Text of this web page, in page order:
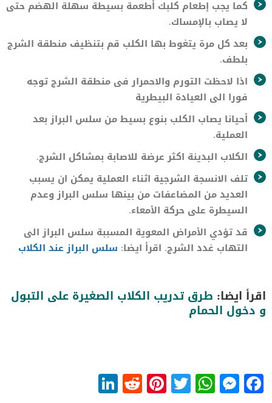
كما يجب إطعام كلبك أطعمة بسيطة سهلة الهضم حتى
لا يصاب بالإمساك.
بعد كل مرة يتغوط بها الكلب قم بتنظيف منطقة الشرج
بلطف.
اذا لاحظت التورم والاحمرار فى منطقة الشرج توجه
فورا الى العيادة البيطرية
أحيانا يصاب الكلب بنوع بسيط من سلس البراز بعد
العملية.
الكلاب البدينة اكثر عرضة للاصابة بمشاكل الشرج.
تلف الانسجة الشرجية اثناء العملية يمكن ان يسبب
العديد من المضاعفات من بينها سلس البراز وعدم
السيطرة على حركة الأمعاء.
قد تؤدي الأمراض المعوية المسببة سلس البراز الى
التهاب غدد الشرج. اقرأ ايضا: سلس البراز عند الكلاب
اقرأ ايضا: طرق تدريب الكلاب الصغيرة على التبول
و دخول الحمام
Facebook
Messenger
WhatsApp
Twitter
Pinterest
Reddit